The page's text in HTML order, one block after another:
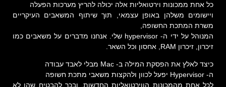
כל אחת ממכונות וירטואליות אלה יכולה להריץ מערכות הפעלה
ויישומים משלהן באופן עצמאי, תוך שיתוף המשאבים העיקריים
משרת המתכת החשופה,
המנוהל על ידי ה- hypervisor שלי. אנחנו מדברים על משאבים כמו
זיכרון, זיכרון RAM, אחסון וכל השאר.
כיצד לאלץ את הפסקת המילה ב- Mac מבלי לאבד עבודה
ה- Hypervisor יפעל לכוון ולהקצות משאבי מתכת חשופה
לכל אחת מהמכונות הווירטואליות החדשות, ובכך להבטיח שהן לא